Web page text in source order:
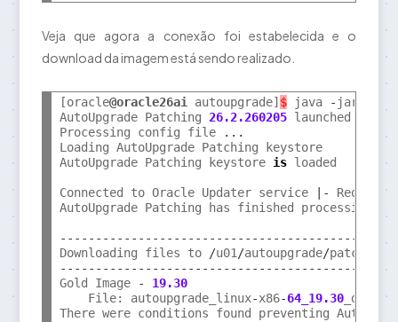
Veja que agora a conexão foi estabelecida e o
download da imagem está sendo realizado.
[oracle@oracle26ai autoupgrade] $ java - jar
AutoUpgrade Patching 26.2.260205 launched
Processing config file
...
Loading AutoUpgrade Patching keystore
AutoUpgrade Patching keystore is loaded
Connected to Oracle Updater service |-
AutoUpgrade Patching has finished processing
---------------------------------------------
Downloading files to /u01/autoupgrade/
---------------------------------------------
Gold Image
-
19.30
    File: autoupgrade_linux
-x86-64_19.30
There were conditions found preventing